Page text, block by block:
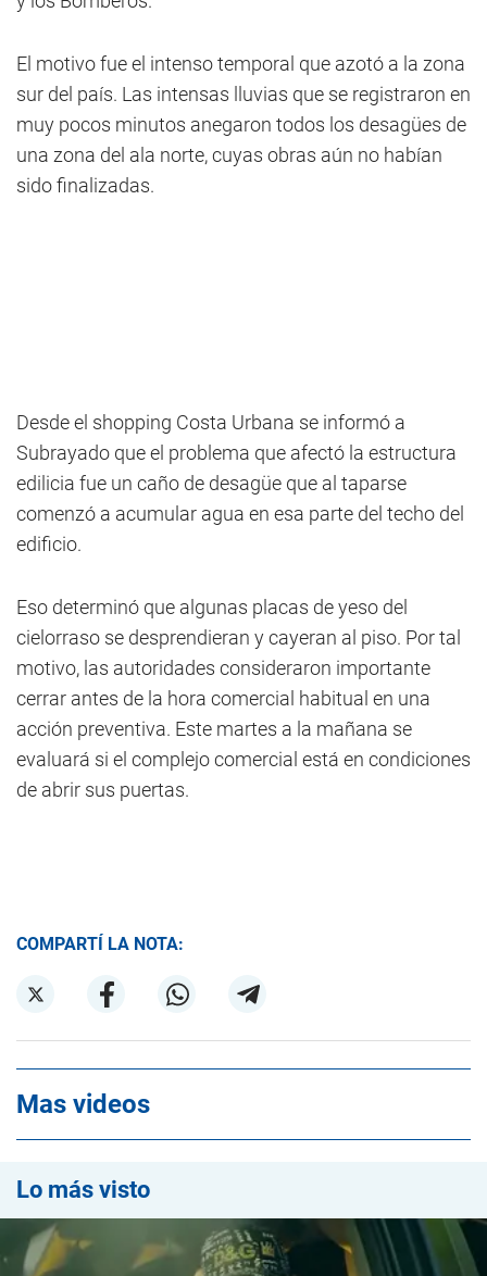
El motivo fue el intenso temporal que azotó a la zona
sur del país. Las intensas lluvias que se registraron en
muy pocos minutos anegaron todos los desagües de
una zona del ala norte, cuyas obras aún no habían
sido finalizadas.
Desde el shopping Costa Urbana se informó a
Subrayado que el problema que afectó la estructura
edilicia fue un caño de desagüe que al taparse
comenzó a acumular agua en esa parte del techo del
edificio.
Eso determinó que algunas placas de yeso del
cielorraso se desprendieran y cayeran al piso. Por tal
motivo, las autoridades consideraron importante
cerrar antes de la hora comercial habitual en una
acción preventiva. Este martes a la mañana se
evaluará si el complejo comercial está en condiciones
de abrir sus puertas.
COMPARTÍ LA NOTA:
Mas videos
Lo más visto